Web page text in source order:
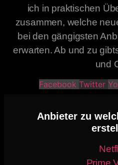
ich in praktischen
zusammen, welche
bei den gängigsten
erwarten. Ab und zu
und
Facebook Twitter
Anbieter zu